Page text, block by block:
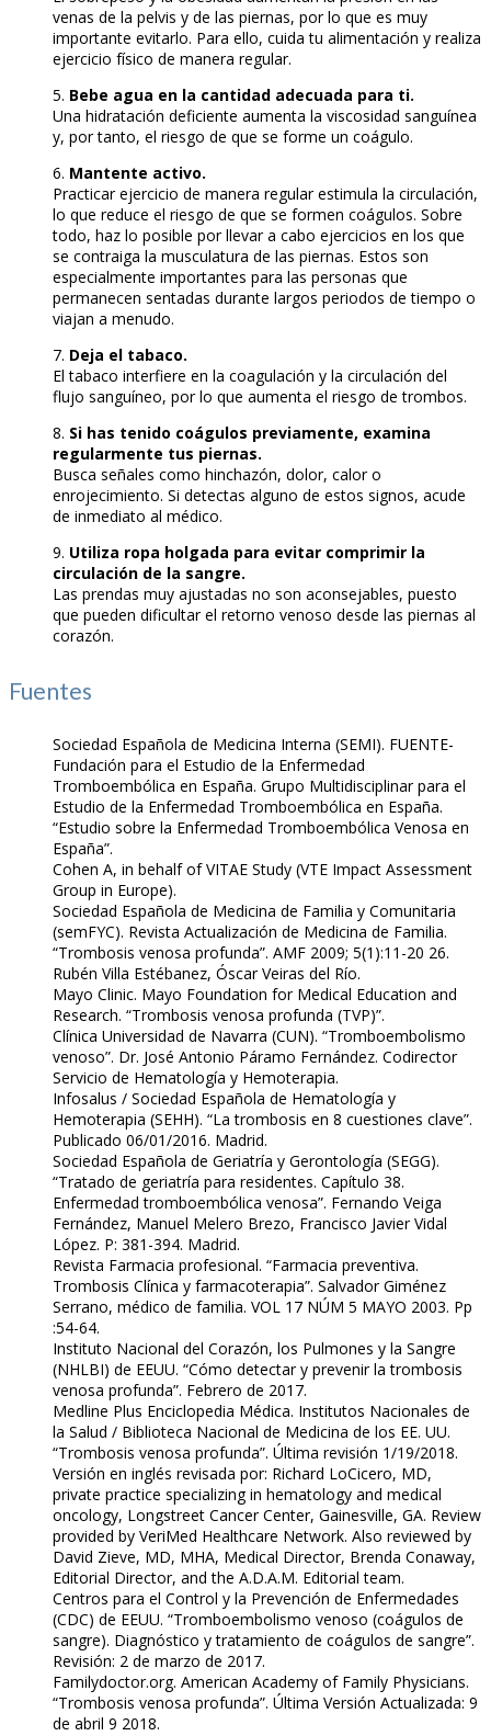
venas de la pelvis y de las piernas, por lo que es muy
importante evitarlo. Para ello, cuida tu alimentación y realiza
ejercicio físico de manera regular.
5. Bebe agua en la cantidad adecuada para ti.
Una hidratación deficiente aumenta la viscosidad sanguínea
y, por tanto, el riesgo de que se forme un coágulo.
6. Mantente activo.
Practicar ejercicio de manera regular estimula la circulación,
lo que reduce el riesgo de que se formen coágulos. Sobre
todo, haz lo posible por llevar a cabo ejercicios en los que
se contraiga la musculatura de las piernas. Estos son
especialmente importantes para las personas que
permanecen sentadas durante largos periodos de tiempo o
viajan a menudo.
7. Deja el tabaco.
El tabaco interfiere en la coagulación y la circulación del
flujo sanguíneo, por lo que aumenta el riesgo de trombos.
8. Si has tenido coágulos previamente, examina
regularmente tus piernas.
Busca señales como hinchazón, dolor, calor o
enrojecimiento. Si detectas alguno de estos signos, acude
de inmediato al médico.
9. Utiliza ropa holgada para evitar comprimir la
circulación de la sangre.
Las prendas muy ajustadas no son aconsejables, puesto
que pueden dificultar el retorno venoso desde las piernas al
corazón.
Fuentes
Sociedad Española de Medicina Interna (SEMI). FUENTE-
Fundación para el Estudio de la Enfermedad
Tromboembólica en España. Grupo Multidisciplinar para el
Estudio de la Enfermedad Tromboembólica en España.
“Estudio sobre la Enfermedad Tromboembólica Venosa en
España”.
Cohen A, in behalf of VITAE Study (VTE Impact Assessment
Group in Europe).
Sociedad Española de Medicina de Familia y Comunitaria
(semFYC). Revista Actualización de Medicina de Familia.
“Trombosis venosa profunda”. AMF 2009; 5(1):11-20 26.
Rubén Villa Estébanez, Óscar Veiras del Río.
Mayo Clinic. Mayo Foundation for Medical Education and
Research. “Trombosis venosa profunda (TVP)”.
Clínica Universidad de Navarra (CUN). “Tromboembolismo
venoso”. Dr. José Antonio Páramo Fernández. Codirector
Servicio de Hematología y Hemoterapia.
Infosalus / Sociedad Española de Hematología y
Hemoterapia (SEHH). “La trombosis en 8 cuestiones clave”.
Publicado 06/01/2016. Madrid.
Sociedad Española de Geriatría y Gerontología (SEGG).
“Tratado de geriatría para residentes. Capítulo 38.
Enfermedad tromboembólica venosa”. Fernando Veiga
Fernández, Manuel Melero Brezo, Francisco Javier Vidal
López. P: 381-394. Madrid.
Revista Farmacia profesional. “Farmacia preventiva.
Trombosis Clínica y farmacoterapia”. Salvador Giménez
Serrano, médico de familia. VOL 17 NÚM 5 MAYO 2003. Pp
:54-64.
Instituto Nacional del Corazón, los Pulmones y la Sangre
(NHLBI) de EEUU. “Cómo detectar y prevenir la trombosis
venosa profunda”. Febrero de 2017.
Medline Plus Enciclopedia Médica. Institutos Nacionales de
la Salud / Biblioteca Nacional de Medicina de los EE. UU.
“Trombosis venosa profunda”. Última revisión 1/19/2018.
Versión en inglés revisada por: Richard LoCicero, MD,
private practice specializing in hematology and medical
oncology, Longstreet Cancer Center, Gainesville, GA. Review
provided by VeriMed Healthcare Network. Also reviewed by
David Zieve, MD, MHA, Medical Director, Brenda Conaway,
Editorial Director, and the A.D.A.M. Editorial team.
Centros para el Control y la Prevención de Enfermedades
(CDC) de EEUU. “Tromboembolismo venoso (coágulos de
sangre). Diagnóstico y tratamiento de coágulos de sangre”.
Revisión: 2 de marzo de 2017.
Familydoctor.org. American Academy of Family Physicians.
“Trombosis venosa profunda”. Última Versión Actualizada: 9
de abril 9 2018.